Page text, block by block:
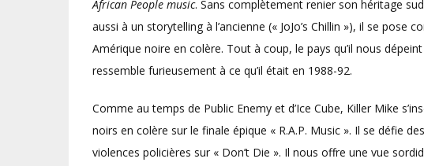
African People music. Sans complètement renier son héritage
aussi à un storytelling à l’ancienne (« JoJo’s Chillin »), il se pose
Amérique noire en colère. Tout à coup, le pays qu’il nous
ressemble furieusement à ce qu’il était en 1988-92.
Comme au temps de Public Enemy et d’Ice Cube, Killer Mike
noirs en colère sur le finale épique « R.A.P. Music ». Il se défie
violences policières sur « Don’t Die ». Il nous offre une vue